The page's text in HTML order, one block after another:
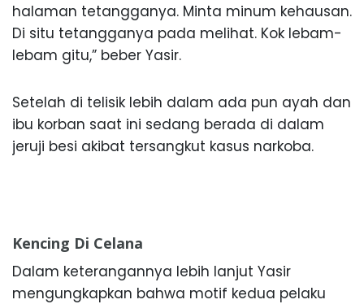
halaman tetangganya. Minta minum kehausan.
Di situ tetangganya pada melihat. Kok lebam-
lebam gitu,” beber Yasir.
Setelah di telisik lebih dalam ada pun ayah dan
ibu korban saat ini sedang berada di dalam
jeruji besi akibat tersangkut kasus narkoba.
Kencing Di Celana
Dalam keterangannya lebih lanjut Yasir
mengungkapkan bahwa motif kedua pelaku